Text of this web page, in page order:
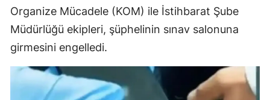
Organize Mücadele (KOM) ile İstihbarat Şube
Müdürlüğü ekipleri, şüphelinin sınav salonuna
girmesini engelledi.